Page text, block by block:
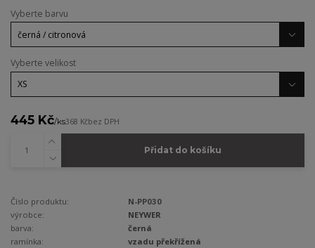
Vyberte barvu
Vyberte velikost
445 Kč/ks368 Kčbez DPH
Přidat do košíku
Číslo produktu:
N-PP030
výrobce:
NEYWER
barva:
černá
ramínka:
vzadu překřížená